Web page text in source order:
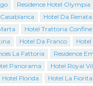
Residence Hotel Olympia
Hotel Da Renata
Hotel Trattoria Confine
Hotel Da Franco
La Fattoria Residence
Panorama Hotel Royal
Hotel Florida Hotel La Fiorita